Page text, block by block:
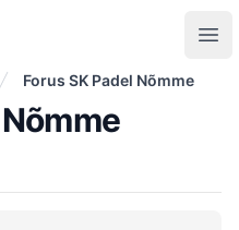
Forus SK Padel Nõmme